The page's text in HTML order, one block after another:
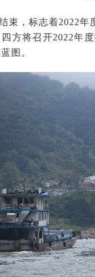
束，标志着2022
方将召开2022年
图。